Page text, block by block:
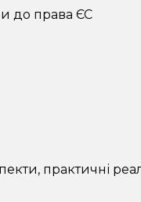
до права ЄС
практичні